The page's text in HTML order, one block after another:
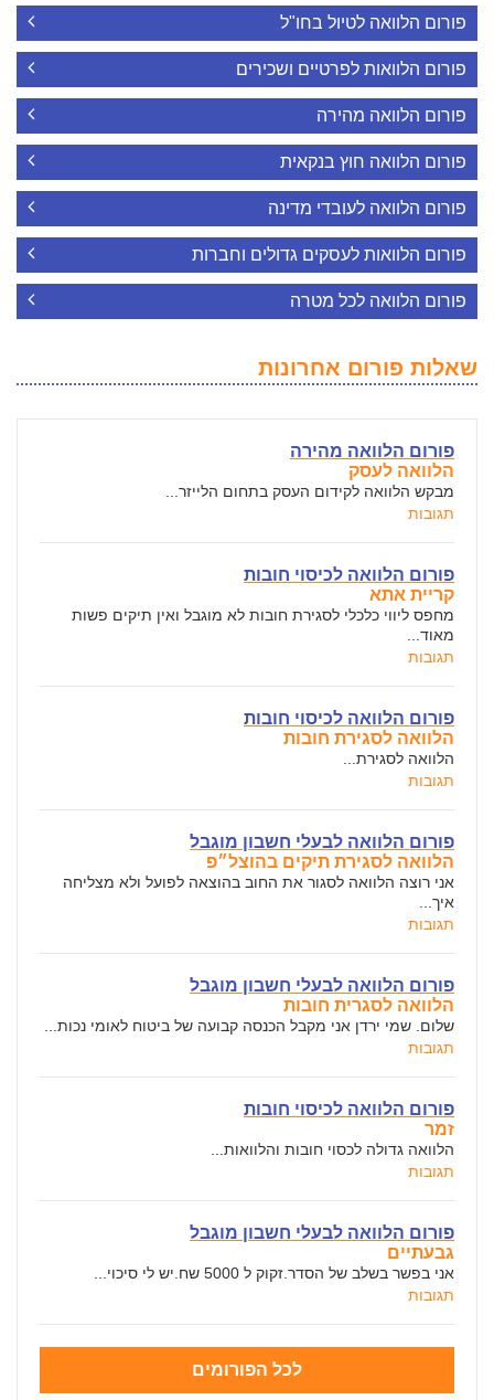
פורום הלוואה לטיול בחו"ל
פורום הלוואות לפרטיים ושכירים
פורום הלוואה מהירה
פורום הלוואה חוץ בנקאית
פורום הלוואה לעובדי מדינה
פורום הלוואות לעסקים גדולים וחברות
פורום הלוואה לכל מטרה
שאלות פורום אחרונות
פורום הלוואה מהירה
הלוואה לעסק
מבקש הלוואה לקידום העסק בתחום הלייזר...
תגובות
פורום הלוואה לכיסוי חובות
קריית אתא
מחפס ליווי כלכלי לסגירת חובות לא מוגבל ואין תיקים פשות
מאוד...
תגובות
פורום הלוואה לכיסוי חובות
הלוואה לסגירת חובות
הלוואה לסגירת...
תגובות
פורום הלוואה לבעלי חשבון מוגבל
הלוואה לסגירת תיקים בהוצל״פ
אני רוצה הלוואה לסגור את החוב בהוצאה לפועל ולא מצליחה
איך...
תגובות
פורום הלוואה לבעלי חשבון מוגבל
הלוואה לסגרית חובות
שלום. שמי ירדן אני מקבל הכנסה קבועה של ביטוח לאומי נכות...
תגובות
פורום הלוואה לכיסוי חובות
זמר
הלוואה גדולה לכסוי חובות והלוואות...
תגובות
פורום הלוואה לבעלי חשבון מוגבל
גבעתיים
אני בפשר בשלב של הסדר.זקוק ל 5000 שח.יש לי סיכוי...
תגובות
לכל הפורומים